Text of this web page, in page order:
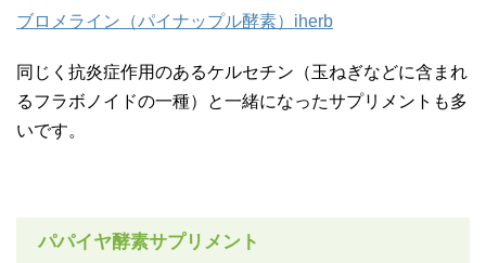
ブロメライン（パイナップル酵素）iherb
同じく抗炎症作用のあるケルセチン（玉ねぎなどに含まれ
るフラボノイドの一種）と一緒になったサプリメントも多
いです。
パパイヤ酵素サプリメント